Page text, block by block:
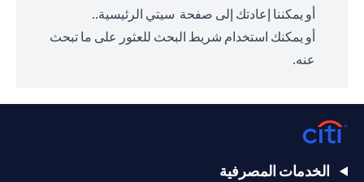
أو يمكننا إعادتك إلى صفحة سيتي الرئيسية..
أو يمكنك استخدام شريط البحث للعثور على ما تبحث
عنه.
الخدمات المصرفية